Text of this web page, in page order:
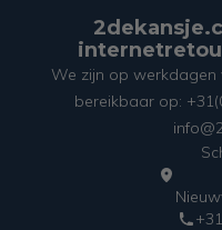
We zijn op werkdagen
bereikbaar op: